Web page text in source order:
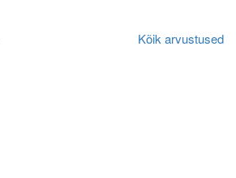
Kõik arvustused